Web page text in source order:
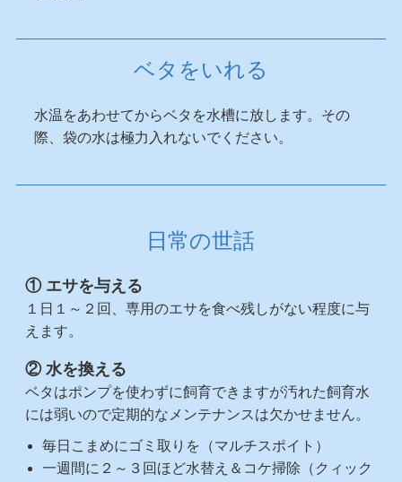
ベタをいれる
水温をあわせてからベタを水槽に放します。その
際、袋の水は極力入れないでください。
日常の世話
① エサを与える
１日１～２回、専用のエサを食べ残しがない程度に与
えます。
② 水を換える
ベタはポンプを使わずに飼育できますが汚れた飼育水
には弱いので定期的なメンテナンスは欠かせません。
毎日こまめにゴミ取りを（マルチスポイト）
一週間に２～３回ほど水替え＆コケ掃除（クィック